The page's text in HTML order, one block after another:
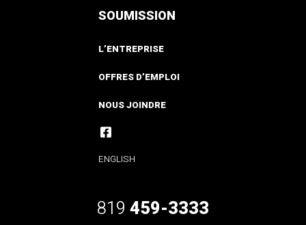
SOUMISSION
L’ENTREPRISE
OFFRES D’EMPLOI
NOUS JOINDRE
ENGLISH
819 459-3333